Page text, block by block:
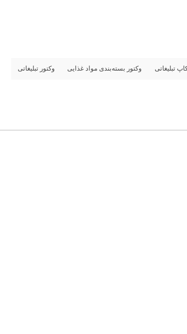
تبلیغاتی وکتور بسته‌بندی مواد غذایی وکتور تبلیغاتی